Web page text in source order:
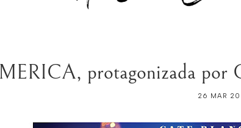
protagonizada por
26 MAR 20